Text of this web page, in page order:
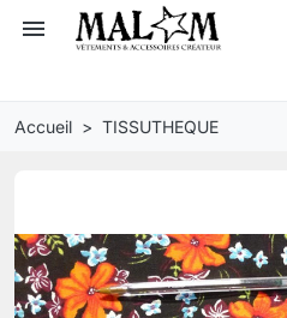
menu
Accueil TISSUTHEQUE